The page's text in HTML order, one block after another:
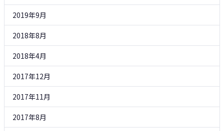
2019年9月
2018年8月
2018年4月
2017年12月
2017年11月
2017年8月